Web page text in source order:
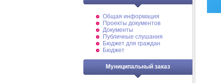
Общая информация
Проекты документов
Документы
Публичные слушания
Бюджет для граждан
Бюджет
Муниципальный заказ